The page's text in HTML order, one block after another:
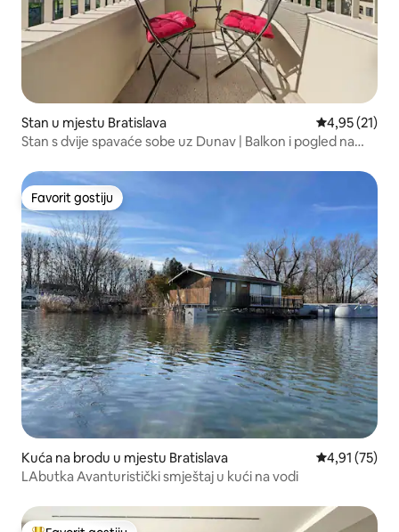
Stan u mjestu Bratislava Prosječna
4,95 (21)
Stan s dvije spavaće sobe uz Dunav | Balkon i pogled na
Favorit gostiju
Favorit gostiju
Kuća na brodu u mjestu Bratislava Prosječna
4,91 (75)
LAbutka Avanturistički smještaj u kući na vodi